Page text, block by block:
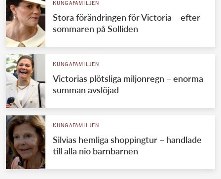
KUNGAFAMILJEN
Stora förändringen för Victoria – efter
sommaren på Solliden
KUNGAFAMILJEN
Victorias plötsliga miljonregn – enorma
summan avslöjad
KUNGAFAMILJEN
Silvias hemliga shoppingtur – handlade
till alla nio barnbarnen